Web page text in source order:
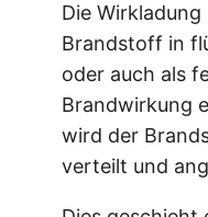
Die
Brandstoff in
oder auch als
Brandwirkung
wird der
verteilt und